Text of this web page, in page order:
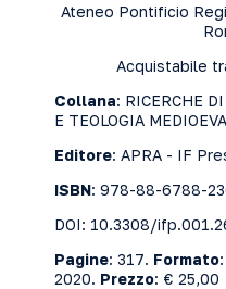
Ateneo Pontificio
Acquistabile
Collana: RICERCHE
E TEOLOGIA
Editore: APRA - IF
ISBN: 978-88-6788-
DOI: 10.3308/
Pagine: 317. Formato
2020. Prezzo: € 25,00